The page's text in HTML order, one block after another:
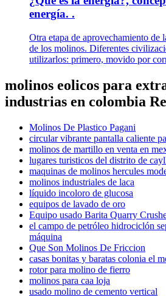
energía. .
Otra etapa de aprovechamiento de
de los molinos. Diferentes
utilizarlos: primero, movido por
molinos eolicos para
industrias en colombia
Molinos De Plastico Pagani
circular vibrante pantalla caliente
molinos de martillo en venta en
lugares turisticos del distrito de
maquinas de molinos hercules
molinos industriales de laca
líquido incoloro de glucosa
equipos de lavado de oro
Equipo usado Barita Quarry
el campo de petróleo hidrociclón
máquina
Que Son Molinos De Friccion
casas bonitas y baratas colonia el
rotor para molino de fierro
molinos para caa loja
usado molino de cemento vertical